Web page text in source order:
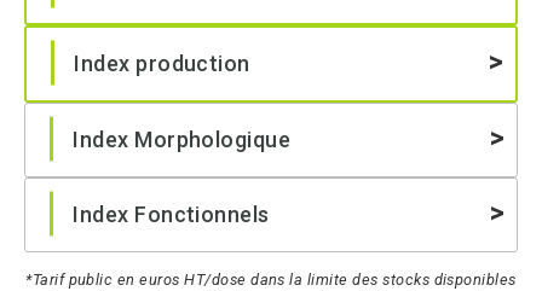
Index Morphologique
Index production
Index Fonctionnels
*Tarif public en euros HT/dose dans la limite des stocks disponibles